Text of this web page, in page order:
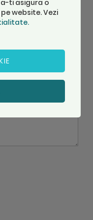
ti asigura o
website. Vezi